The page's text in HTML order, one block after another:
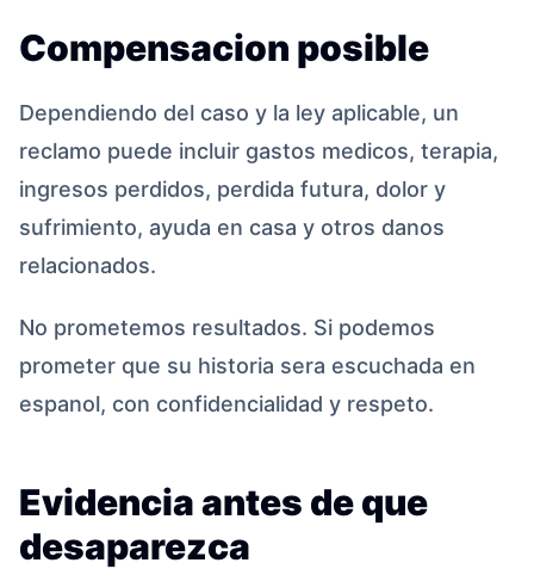
Compensacion posible
Dependiendo del caso y la ley aplicable, un
reclamo puede incluir gastos medicos, terapia,
ingresos perdidos, perdida futura, dolor y
sufrimiento, ayuda en casa y otros danos
relacionados.
No prometemos resultados. Si podemos
prometer que su historia sera escuchada en
espanol, con confidencialidad y respeto.
Evidencia antes de que
desaparezca